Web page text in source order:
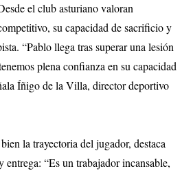
el club asturiano valoran
su capacidad de sacrificio y
“Pablo llega tras superar una lesión
plena confianza en su capacidad
Íñigo de la Villa, director deportivo
la trayectoria del jugador, destaca
entrega: “Es un trabajador incansable,